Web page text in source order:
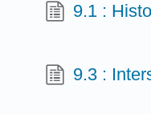
9.1 :
9.3 :